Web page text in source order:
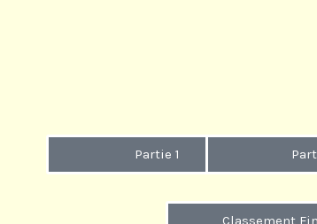
Partie 1
Classement